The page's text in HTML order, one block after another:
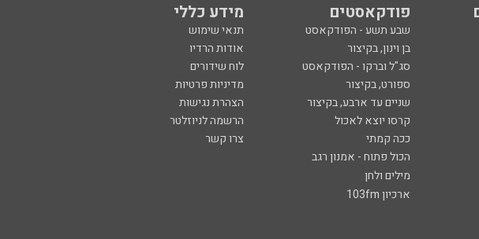
פודקאסטים מידע כללי
שבע תשע - הפודקאסט
תנאי שימוש
בן וינון, בקיצור
אודות הרדיו
סג"ל וברקו - הפודקאסט
לוח שידורים
ספורט, בקיצור
מדיניות פרטיות
שניים עד ארבע, בקיצור
הצהרת נגישות
קרסו יוצא לאכול
הרשמה לניוזלטר
ככה קמתי
צרו קשר
הכול פתוח - אמנון רגב
מילים ולחן
ארכיון 103fm